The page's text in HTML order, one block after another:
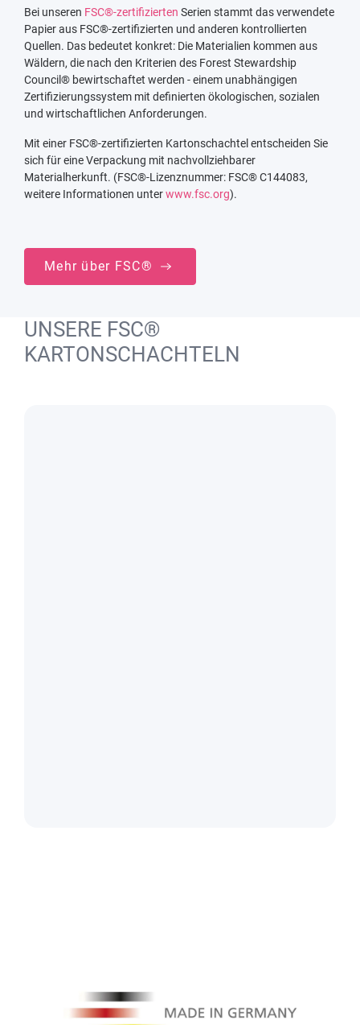
Bei unseren FSC®-zertifizierten Serien stammt das verwendete
Papier aus FSC®-zertifizierten und anderen kontrollierten
Quellen. Das bedeutet konkret: Die Materialien kommen aus
Wäldern, die nach den Kriterien des Forest Stewardship
Council® bewirtschaftet werden - einem unabhängigen
Zertifizierungssystem mit definierten ökologischen, sozialen
und wirtschaftlichen Anforderungen.
Mit einer FSC®-zertifizierten Kartonschachtel entscheiden Sie
sich für eine Verpackung mit nachvollziehbarer
Materialherkunft. (FSC®-Lizenznummer: FSC® C144083,
weitere Informationen unterwww.fsc.org).
Mehr über FSC®
UNSERE FSC®
KARTONSCHACHTELN